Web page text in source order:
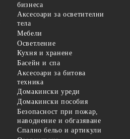
бизнеса
Аксесоари за осветителни
тела
Мебели
Осветление
Кухня и хранене
Басейн и спа
Аксесоари за битова
техника
Домакински уреди
Домакински пособия
Безопасност при пожар,
наводнение и обгазяване
Спално бельо и артикули